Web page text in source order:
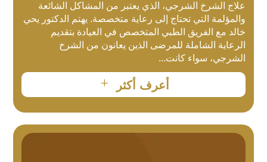
علاج الشرخ الشرجي، الذي يعتبر من المشاكل الشائعة
والمؤلمة التي تحتاج إلى رعاية متخصصة. يهتم الدكتور يحي
خالد مع الفريق الطبي المتخصص في العيادة بتقديم
الرعاية الشاملة للمرضى الذين يعانون من الشرخ
الشرجي، سواء كانت...
أعرف أكثر L